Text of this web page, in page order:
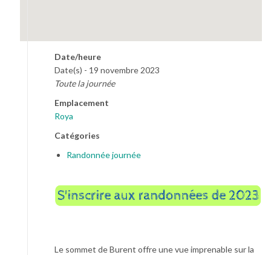
Date/heure
Date(s) - 19 novembre 2023
Toute la journée
Emplacement
Roya
Catégories
Randonnée journée
Le sommet de Burent offre une vue imprenable sur la